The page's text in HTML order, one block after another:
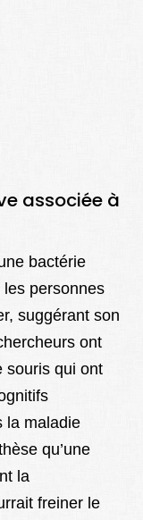
associée à
bactérie
personnes
suggérant son
ont
souris qui ont
la maladie
qu’une
la
freiner le